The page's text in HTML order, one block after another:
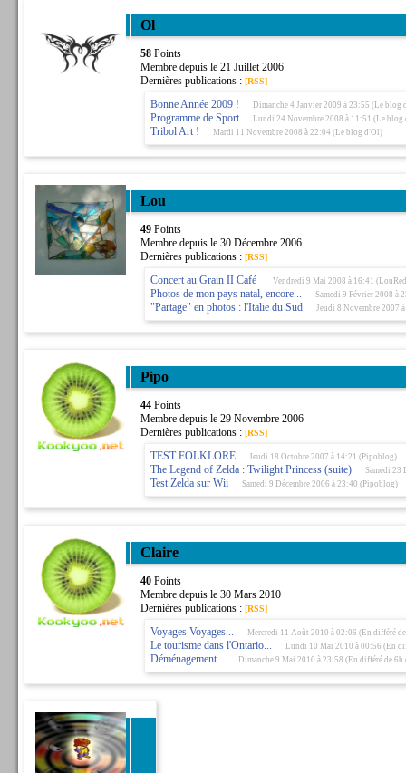
Ol
58Points
Membre depuis le 21 Juillet 2006
Dernières publications : [RSS]
Bonne Année 2009 ! Dimanche 4 Janvier 2009 à 23:55 (Le blog
Programme de Sport Lundi 24 Novembre 2008 à 11:51 (Le blog
Tribol Art ! Mardi 11 Novembre 2008 à 22:04 (Le blog d'Ol)
Lou
49Points
Membre depuis le 30 Décembre 2006
Dernières publications : [RSS]
Concert au Grain II Café Vendredi 9 Mai 2008 à 16:41
Photos de mon pays natal, encore... Samedi 9 Février 2008 à
"Partage" en photos : l'Italie du Sud Jeudi 8 Novembre 2007
Pipo
44Points
Membre depuis le 29 Novembre 2006
Dernières publications : [RSS]
TEST FOLKLORE Jeudi 18 Octobre 2007 à 14:21 (Pipoblog)
The Legend of Zelda : Twilight Princess (suite) Samedi 23
Test Zelda sur Wii Samedi 9 Décembre 2006 à 23:40 (Pipoblog)
Claire
40Points
Membre depuis le 30 Mars 2010
Dernières publications : [RSS]
Voyages Voyages... Mercredi 11 Août 2010 à 02:06 (En différé
Le tourisme dans l'Ontario... Lundi 10 Mai 2010 à 00:56 (En
Déménagement... Dimanche 9 Mai 2010 à 23:58 (En différé de